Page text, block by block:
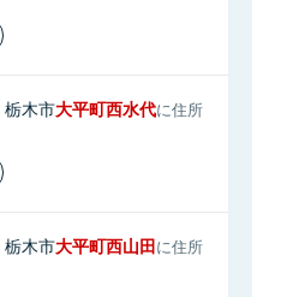
栃木市大平町西水代に住所
栃木市大平町西山田に住所